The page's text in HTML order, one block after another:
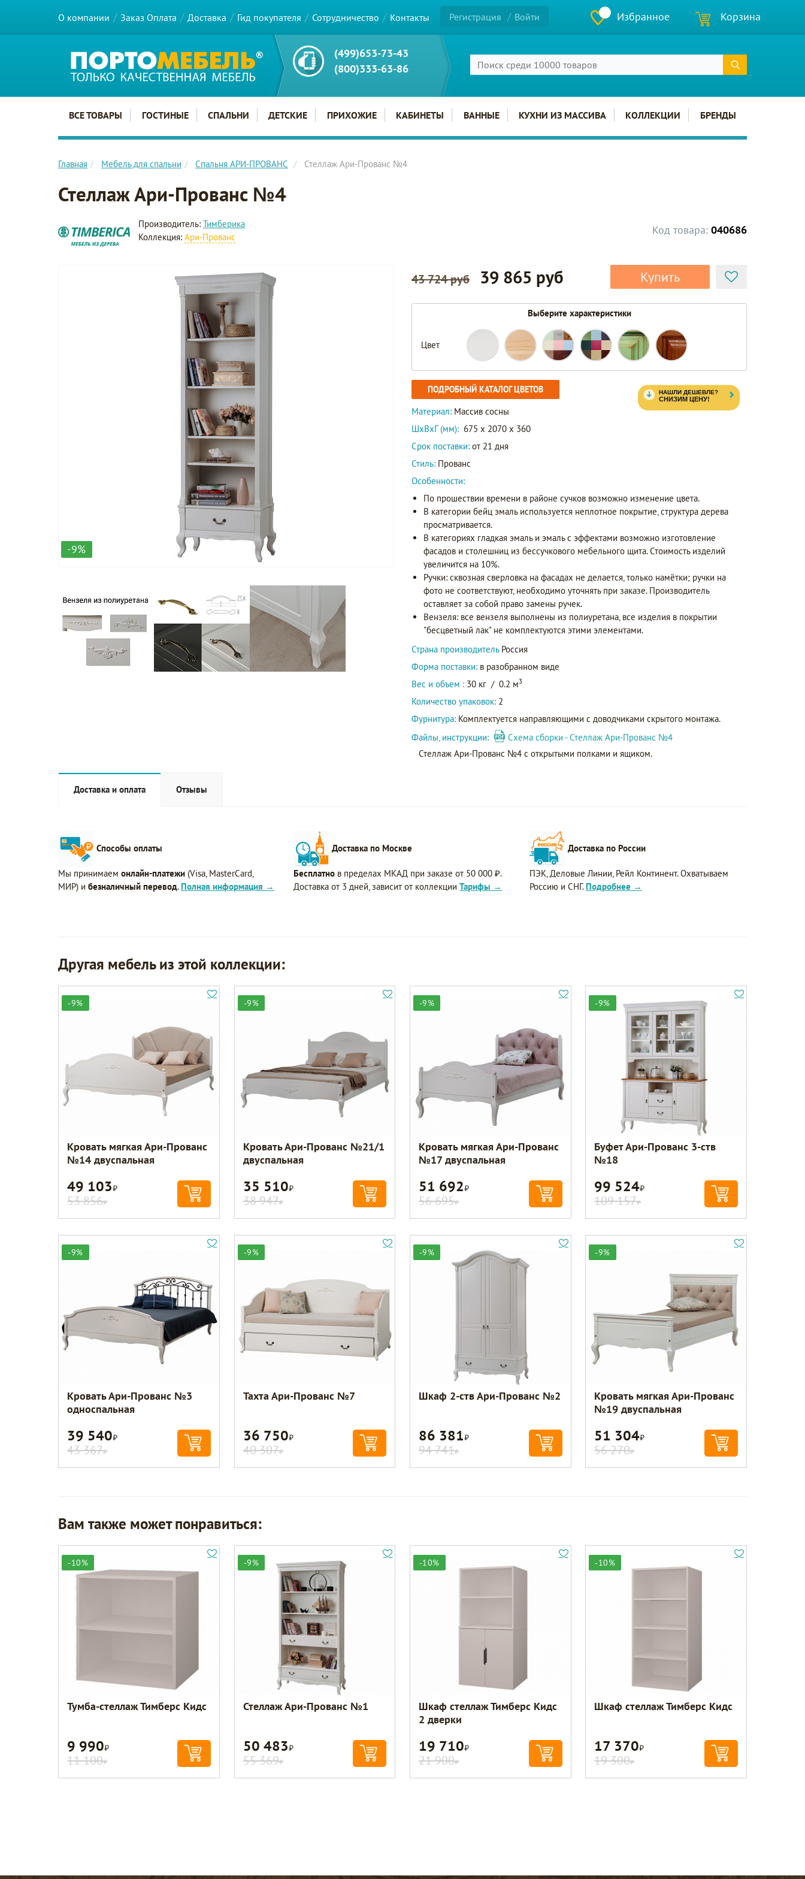
О компании Заказ Оплата Доставка Гид покупателя Сотрудничество Контакты Регистрация Войти Избранное Корзина
(499)653-73-43
(800)333-63-86
Главное меню сайта
ВСЕ ТОВАРЫ ГОСТИНЫЕ СПАЛЬНИ ДЕТСКИЕ ПРИХОЖИЕ КАБИНЕТЫ ВАННЫЕ КУХНИ ИЗ МАССИВА КОЛЛЕКЦИИ БРЕНДЫ
Главная Мебель для спальни Спальня АРИ-ПРОВАНС Стеллаж Ари-Прованс №4
Стеллаж Ари-Прованс №4
Код товара: 040686
Производитель: Тимберика
Коллекция: Ари-Прованс
-9%
43 724 руб 39 865 руб Купить
Выберите характеристики
Цвет
ПОДРОБНЫЙ КАТАЛОГ ЦВЕТОВ
Материал: Массив сосны
ШxВxГ (мм): 675 x 2070 x 360
Срок поставки: от 21 дня
Стиль: Прованс
Особенности:
По прошествии времени в районе сучков возможно изменение цвета.
В категории бейц эмаль используется неплотное покрытие, структура дерева
просматривается.
В категориях гладкая эмаль и эмаль с эффектами возможно изготовление
фасадов и столешниц из бессучкового мебельного щита. Стоимость изделий
увеличится на 10%.
Ручки: сквозная сверловка на фасадах не делается, только намётки; ручки на
фото не соответствуют, необходимо уточнять при заказе. Производитель
оставляет за собой право замены ручек.
Вензеля: все вензеля выполнены из полиуретана, все изделия в покрытии
"бесцветный лак" не комплектуются этими элементами.
Страна производитель Россия
Форма поставки: в разобранном виде
Вес и объем : 30 кг / 0.2 м3
Количество упаковок: 2
Фурнитура: Комплектуется направляющими с доводчиками скрытого монтажа.
Файлы, инструкции:
Схема сборки - Стеллаж Ари-Прованс №4
Стеллаж Ари-Прованс №4 с открытыми полками и ящиком.
Доставка и оплата Отзывы
Способы оплаты
Мы принимаем онлайн-платежи (Visa, MasterCard,
МИР) и безналичный перевод. Полная информация →
Доставка по Москве
Бесплатно в пределах МКАД при заказе от 50 000 ₽.
Доставка от 3 дней, зависит от коллекцииТарифы →
Доставка по России
ПЭК, Деловые Линии, Рейл Континент. Охватываем
Россию и СНГ. Подробнее →
Другая мебель из этой коллекции:
-9%
Кровать мягкая Ари-Прованс
№14 двуспальная
49 103Р
53 856Р
-9%
Кровать Ари-Прованс №21/1
двуспальная
35 510Р
38 947Р
-9%
Кровать мягкая Ари-Прованс
№17 двуспальная
51 692Р
56 695Р
-9%
Буфет Ари-Прованс 3-ств
№18
99 524Р
109 157Р
-9%
Кровать Ари-Прованс №3
односпальная
39 540Р
43 367Р
-9%
Тахта Ари-Прованс №7
36 750Р
40 307Р
-9%
Шкаф 2-ств Ари-Прованс №2
86 381Р
94 741Р
-9%
Кровать мягкая Ари-Прованс
№19 двуспальная
51 304Р
56 270Р
Вам также может понравиться:
-10%
Тумба-стеллаж Тимберс Кидс
9 990Р
11 100Р
-9%
Стеллаж Ари-Прованс №1
50 483Р
55 369Р
-10%
Шкаф стеллаж Тимберс Кидс
2 дверки
19 710Р
21 900Р
-10%
Шкаф стеллаж Тимберс Кидс
17 370Р
19 300Р